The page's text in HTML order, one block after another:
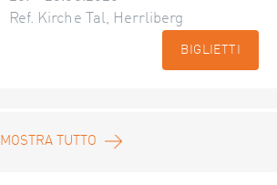
Ref. Kirche Tal, Herrliberg
BIGLIETTI
MOSTRA TUTTO